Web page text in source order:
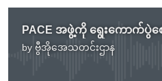
PACE အဖွဲ့ကို ရွေးကောက်ပွဲစ
by ဗွီအိုအေသတင်းဌာန
No media source